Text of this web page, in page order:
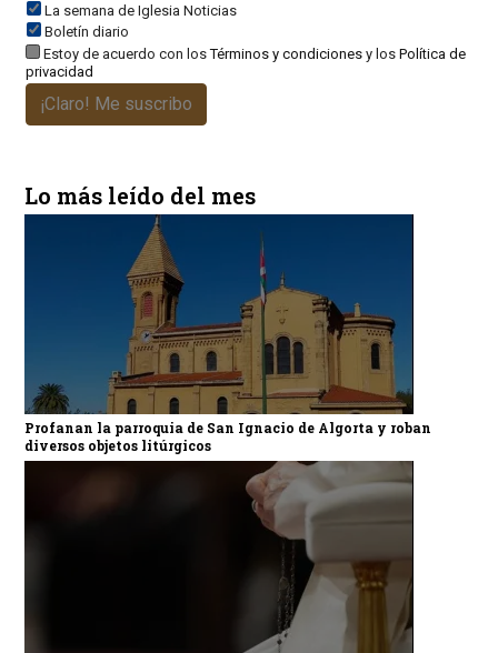
La semana de Iglesia Noticias
Boletín diario
Estoy de acuerdo con losTérminos y condicionesy los Política de
privacidad
¡Claro! Me suscribo
Lo más leído del mes
Profanan la parroquia de San Ignacio de Algorta y roban
diversos objetos litúrgicos